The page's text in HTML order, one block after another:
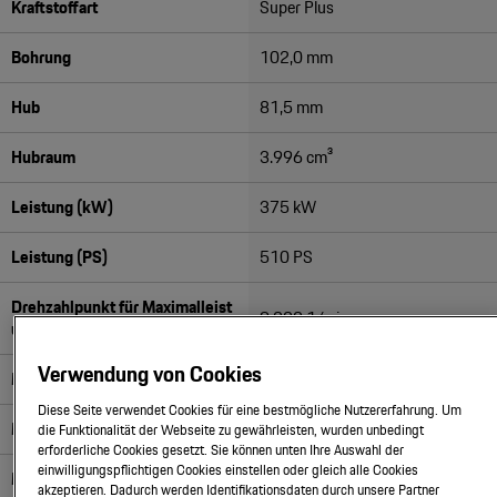
Motorsport & Events
Service & Zubehör
Wir über uns
Mein Porsche Account
Newsletter abonnieren
YouTube Channel
Porsche Gebrauchtwagen
Konfigurator
Car Configurator
Porsche Timepieces
Kraftstoffart
Super Plus
Bohrung
102,0 mm
Hub
81,5 mm
Hubraum
3.996 cm³
Leistung (kW)
375 kW
Leistung (PS)
510 PS
Drehzahlpunkt für Maximalleist
ung
9.000 1/min
Maximales Drehmoment
450 Nm
Max. Literleistung (kW/l)
93,00 kW/l
Max. Literleistung (PS/l)
127,00 PS/l
Verwendung von Cookies
Diese Seite verwendet Cookies für eine bestmögliche Nutzererfahrung. Um
die Funktionalität der Webseite zu gewährleisten, wurden unbedingt
erforderliche Cookies gesetzt. Sie können unten Ihre Auswahl der
einwilligungspflichtigen Cookies einstellen oder gleich alle Cookies
akzeptieren. Dadurch werden Identifikationsdaten durch unsere Partner